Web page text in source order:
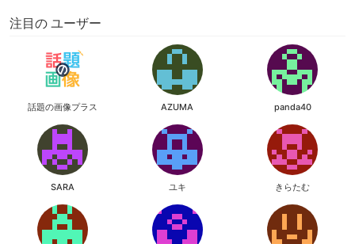
注目の ユーザー
話題の画像プラス AZUMA panda40
SARA ユキ きらたむ